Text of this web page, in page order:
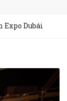
Expo Dubái